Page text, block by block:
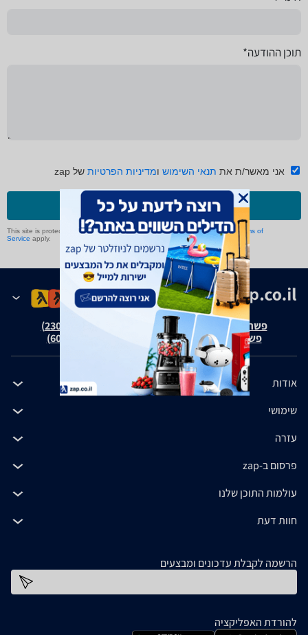
תוכן ההודעה*
אני מאשר/ת את תנאי השימוש ומדיניות הפרטיות של zap
שליחה
This site is protected by reCAPTCHA and the GooglePrivacy Policyand Terms of
Service apply.
פשרה בת"צ אבנצ'יק נ' זאפ גרופ (ת"צ 23008-08-20)
פשרה בת"צ כהנים נ' זאפ גרופ (ת"צ 60371-12-19)
אודות
שימושי
עזרה
פרסום ב-zap
עולמות התוכן שלנו
חוות דעת
הרשמה לקבלת עדכונים ומבצעים
להורדת האפליקציה